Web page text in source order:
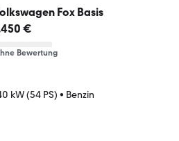
Fox Basis
€
Bewertung
kW (54 PS) • Benzin